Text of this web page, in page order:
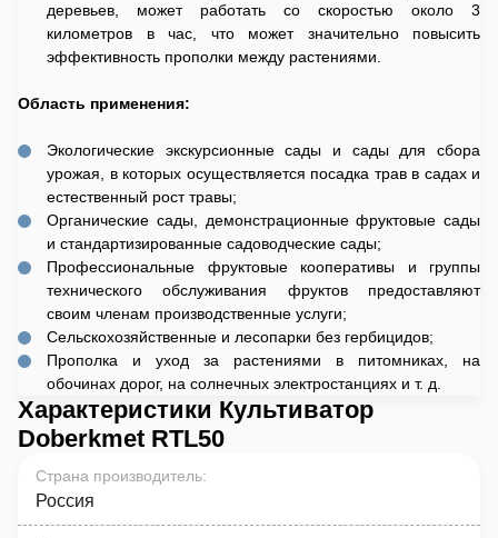
деревьев, может работать со скоростью около 3
километров в час, что может значительно повысить
эффективность прополки между растениями.
Область применения:
Экологические экскурсионные сады и сады для сбора
урожая, в которых осуществляется посадка трав в садах и
естественный рост травы;
Органические сады, демонстрационные фруктовые сады
и стандартизированные садоводческие сады;
Профессиональные фруктовые кооперативы и группы
технического обслуживания фруктов предоставляют
своим членам производственные услуги;
Сельскохозяйственные и лесопарки без гербицидов;
Прополка и уход за растениями в питомниках, на
обочинах дорог, на солнечных электростанциях и т. д.
Характеристики Культиватор
Doberkmet RTL50
Страна производитель:
Россия